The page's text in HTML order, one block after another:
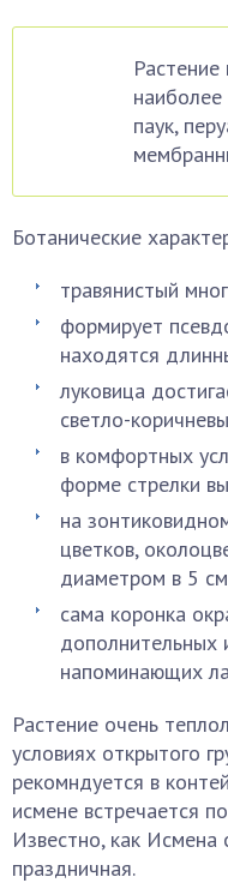
наиболее
паук,
Ботанические
травянистый
формирует
находятся
луковица
светло-
в комфортных
форме стрелки
на
цветков,
диаметром в 5
сама коронка
дополнительных
напоминающих
Растение очень
условиях открытого
рекомндуется в
исмене встречается
Известно, как Исмена
праздничная.